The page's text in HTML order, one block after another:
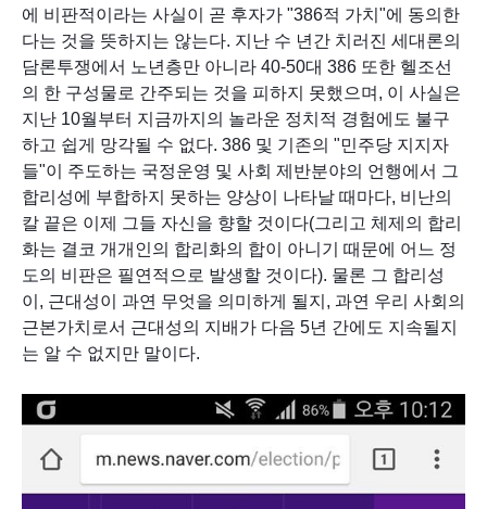
에 비판적이라는 사실이 곧 후자가 "386적 가치"에 동의한
다는 것을 뜻하지는 않는다. 지난 수 년간 치러진 세대론의
담론투쟁에서 노년층만 아니라 40-50대 386 또한 헬조선
의 한 구성물로 간주되는 것을 피하지 못했으며, 이 사실은
지난 10월부터 지금까지의 놀라운 정치적 경험에도 불구
하고 쉽게 망각될 수 없다. 386 및 기존의 "민주당 지지자
들"이 주도하는 국정운영 및 사회 제반분야의 언행에서 그
합리성에 부합하지 못하는 양상이 나타날 때마다, 비난의
칼 끝은 이제 그들 자신을 향할 것이다(그리고 체제의 합리
화는 결코 개개인의 합리화의 합이 아니기 때문에 어느 정
도의 비판은 필연적으로 발생할 것이다). 물론 그 합리성
이, 근대성이 과연 무엇을 의미하게 될지, 과연 우리 사회의
근본가치로서 근대성의 지배가 다음 5년 간에도 지속될지
는 알 수 없지만 말이다.